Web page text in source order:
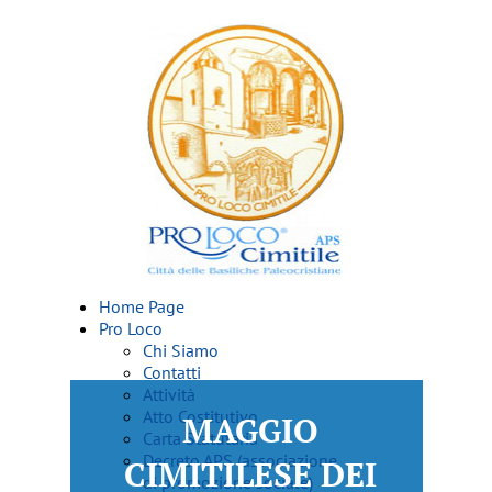
MAGGIO
CIMITILESE DEI
Home Page
Pro Loco
Chi Siamo
Contatti
Attività
Atto Costitutivo
Carta Statutaria
Decreto APS (associazione
di promozione sociale)